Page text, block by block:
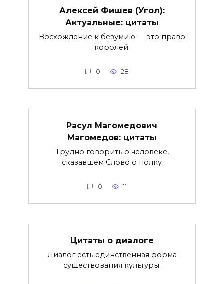
Алексей Фишев (Угол):
Актуальные: цитаты
Восхождение к безумию — это право
королей.
0 28
Расул Магомедович
Магомедов: цитаты
Трудно говорить о человеке,
сказавшем Слово о полку
0 11
Цитаты о диалоге
Диалог есть единственная форма
существования культуры.